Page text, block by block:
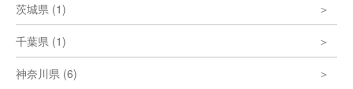
茨城県 (1)
千葉県 (1)
神奈川県 (6)